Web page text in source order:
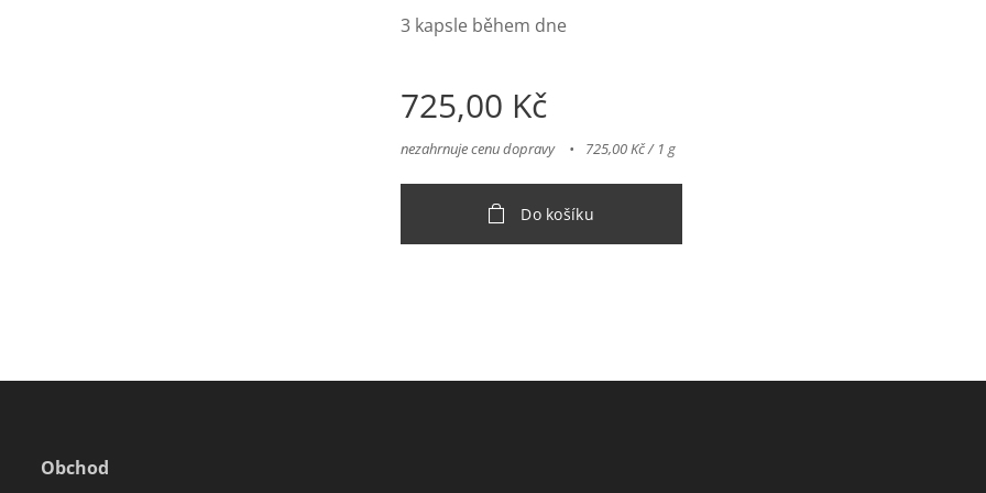
3 kapsle během dne
725,00 Kč
nezahrnuje cenu dopravy 725,00 Kč / 1 g
Do košíku
Obchod